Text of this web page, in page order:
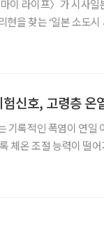
이 라이프〉가 시사
현을 찾는 ‘일본 소도
신호, 고령층 온
기록적인 폭염이 연일
체온 조절 능력이 떨